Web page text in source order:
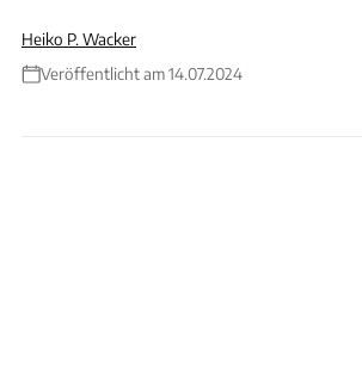
Heiko P. Wacker
Veröffentlicht am 14.07.2024